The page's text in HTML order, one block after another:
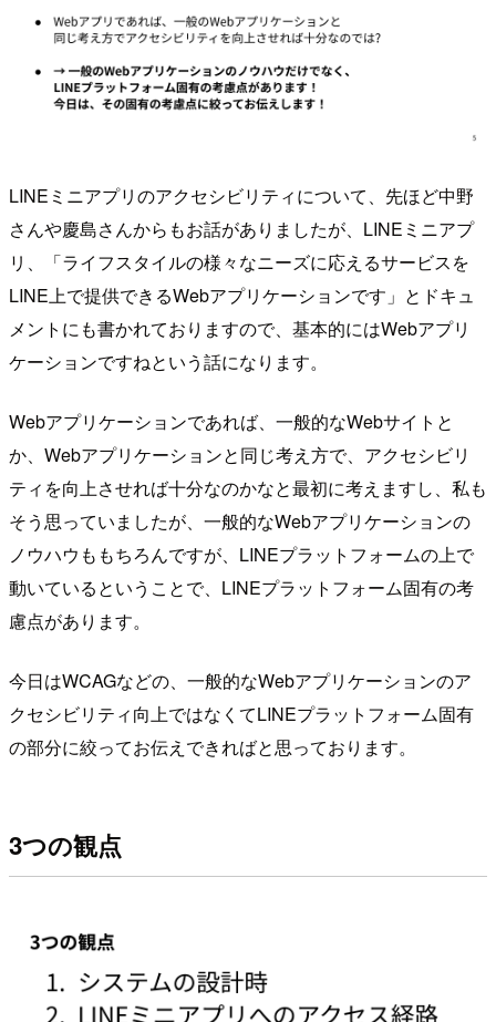
LINEミニアプリのアクセシビリティについて、先ほど中野
さんや慶島さんからもお話がありましたが、LINEミニアプ
リ、「ライフスタイルの様々なニーズに応えるサービスを
LINE上で提供できるWebアプリケーションです」とドキュ
メントにも書かれておりますので、基本的にはWebアプリ
ケーションですねという話になります。
Webアプリケーションであれば、一般的なWebサイトと
か、Webアプリケーションと同じ考え方で、アクセシビリ
ティを向上させれば十分なのかなと最初に考えますし、私も
そう思っていましたが、一般的なWebアプリケーションの
ノウハウももちろんですが、LINEプラットフォームの上で
動いているということで、LINEプラットフォーム固有の考
慮点があります。
今日はWCAGなどの、一般的なWebアプリケーションのア
クセシビリティ向上ではなくてLINEプラットフォーム固有
の部分に絞ってお伝えできればと思っております。
3つの観点